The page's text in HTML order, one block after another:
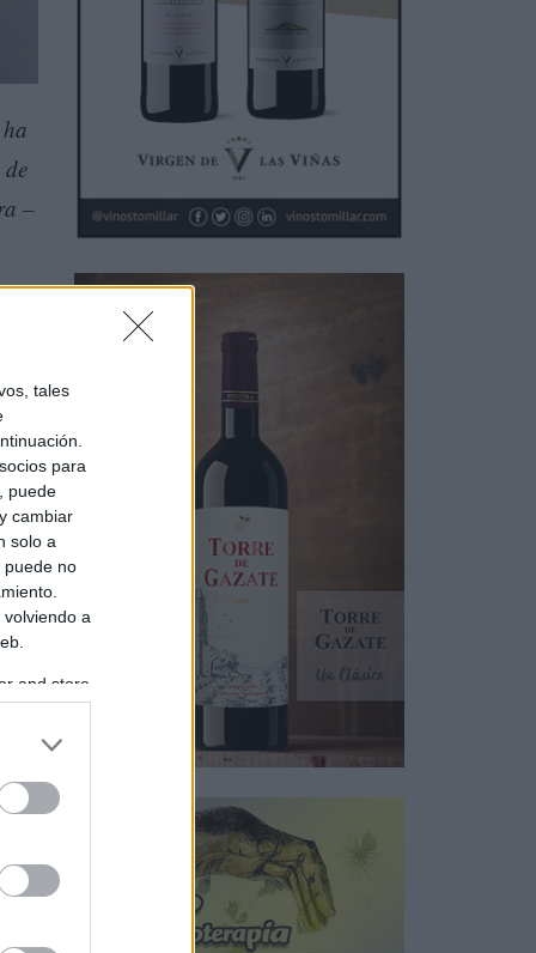
tales
para
puede
cambiar
solo a
puede no
a
and store
grant or
–